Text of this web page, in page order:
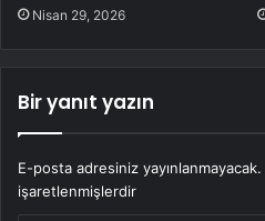
Nisan 29, 2026
Bir yanıt yazın
E-posta adresiniz yayınlanmayacak.
işaretlenmişlerdir